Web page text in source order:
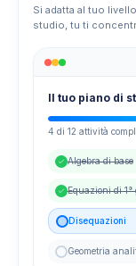
Si adatta al tuo
studio, tu ti
Il tuo piano di
4 di 12 attività
Algebra di base
Equazioni di 1°
Disequazioni
Geometria